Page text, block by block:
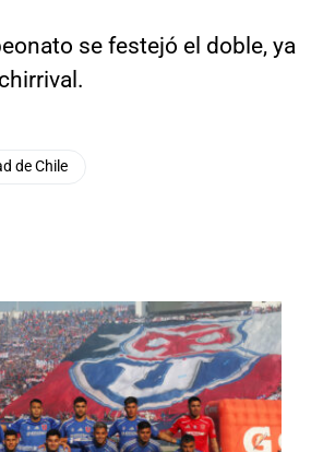
se festejó el doble, ya
de Chile